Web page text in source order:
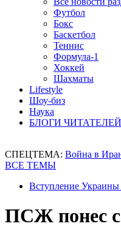
Футбол
Бокс
Баскетбол
Теннис
Формула-1
Хоккей
Шахматы
Lifestyle
Шоу-биз
Наука
БЛОГИ ЧИТАТЕЛЕЙ
СПЕЦТЕМА: Война в
ВСЕ ТЕМЫ
Вступление
ПСЖ понес